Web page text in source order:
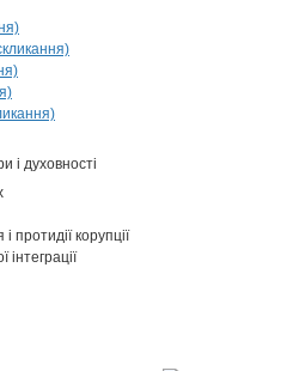
і духовності
протидії корупції